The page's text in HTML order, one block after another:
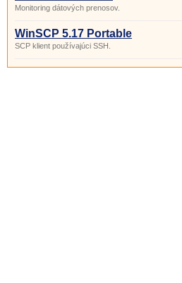
Monitoring dátových prenosov.
WinSCP 5.17 Portable
SCP klient používajúci SSH.